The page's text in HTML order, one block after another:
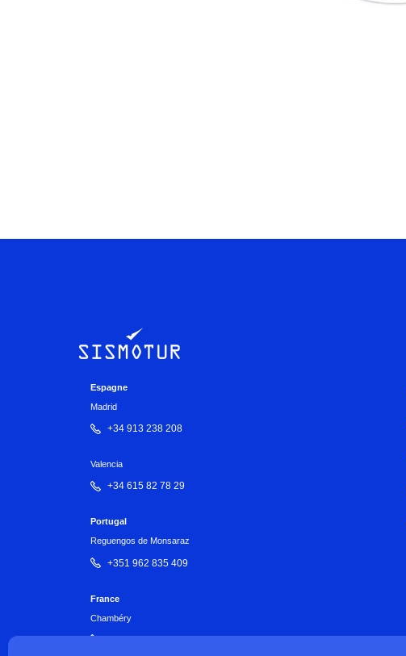
Espagne
Madrid
+34 913 238 208
Valencia
+34 615 82 78 29
Portugal
Reguengos de Monsaraz
+351 962 835 409
France
Chambéry
+33 7 82 36 35 69